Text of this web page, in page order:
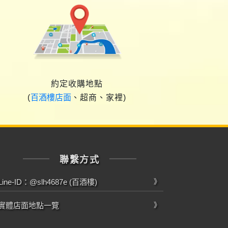
約定收購地點
(百酒樓店面 、超商、家裡)
聯繫方式
ID：@slh4687e (百酒樓)
體店面地點一覽